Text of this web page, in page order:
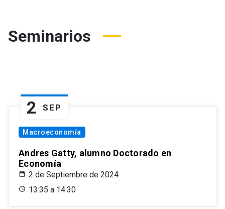
Seminarios
2 SEP
Macroeconomía
Andres Gatty, alumno Doctorado en
Economía
2 de Septiembre de 2024
13:35 a 14:30